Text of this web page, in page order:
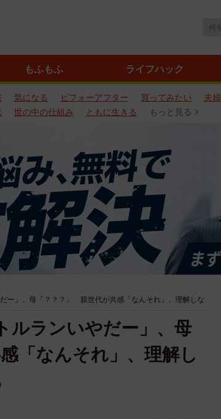
もふもふ ライフハック
気になる ビフォーアフター 買ってみたい 夫婦
世の中の仕組み ともに生きる もっと見る
だー」、母「？？？」 親世代が共感「なんそれ」、理解しな
ルランいやだー」、母
「なんそれ」、理解し